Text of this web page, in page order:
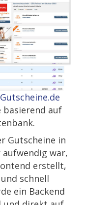
auf
Gutscheine in
aufwendig war,
erstellt,
schnell
ein Backend